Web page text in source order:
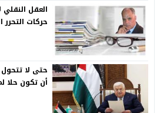
العقل
حركات التحرر
حتى لا تتحول
أن تكون حلا